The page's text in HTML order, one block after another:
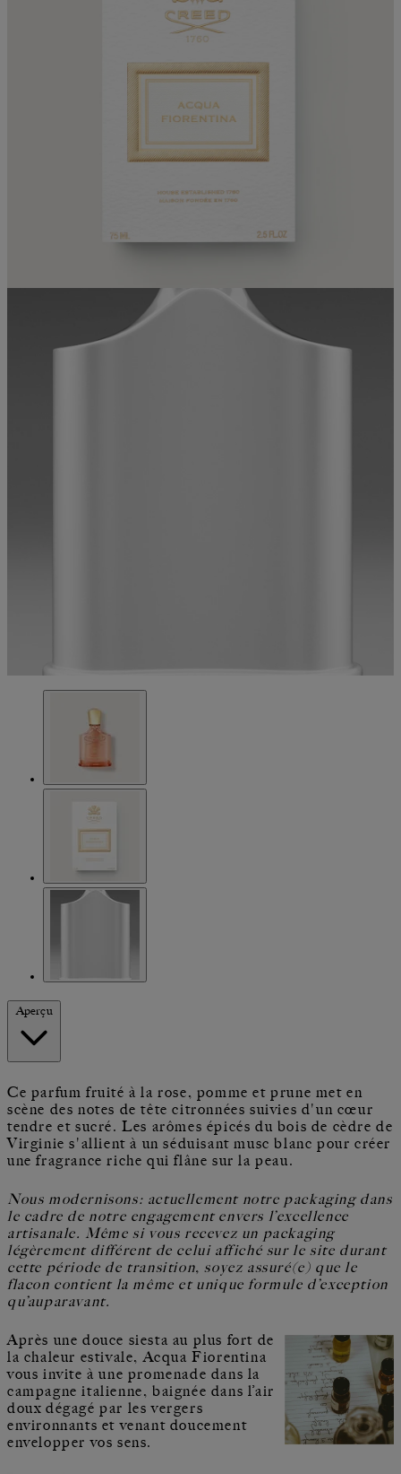
Aperçu
Ce parfum fruité à la rose, pomme et prune met en
scène des notes de tête citronnées suivies d'un cœur
tendre et sucré. Les arômes épicés du bois de cèdre de
Virginie s'allient à un séduisant musc blanc pour créer
une fragrance riche qui flâne sur la peau.
Nous modernisons: actuellement notre packaging dans
le cadre de notre engagement envers l’excellence
artisanale. Même si vous recevez un packaging
légèrement différent de celui affiché sur le site durant
cette période de transition, soyez assuré(e) que le
flacon contient la même et unique formule d’exception
qu’auparavant.
Après une douce siesta au plus fort de
la chaleur estivale, Acqua Fiorentina
vous invite à une promenade dans la
campagne italienne, baignée dans l’air
doux dégagé par les vergers
environnants et venant doucement
envelopper vos sens.